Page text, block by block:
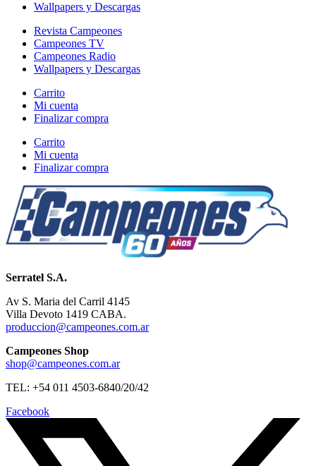
Wallpapers y Descargas
Revista Campeones
Campeones TV
Campeones Radio
Wallpapers y Descargas
Carrito
Mi cuenta
Finalizar compra
Carrito
Mi cuenta
Finalizar compra
Serratel S.A.
Av S. Maria del Carril 4145
Villa Devoto 1419 CABA.
produccion@campeones.com.ar
Campeones Shop
shop@campeones.com.ar
TEL: +54 011 4503-6840/20/42
Facebook